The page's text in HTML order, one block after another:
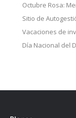
Octubre Rosa:
Sitio de
Vacaciones de
Día Nacional del